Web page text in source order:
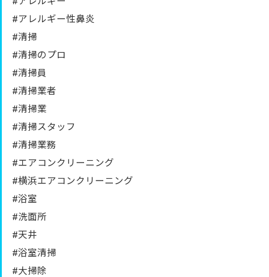
#アレルギー性鼻炎
#清掃
#清掃のプロ
#清掃員
#清掃業者
#清掃業
#清掃スタッフ
#清掃業務
#エアコンクリーニング
#横浜エアコンクリーニング
#浴室
#洗面所
#天井
#浴室清掃
#大掃除